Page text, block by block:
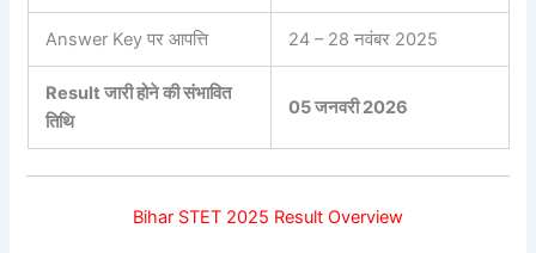
Answer Key पर आपत्ति 24 – 28 नवंबर 2025
Result जारी होने की संभावित
तिथि
05 जनवरी 2026
Bihar STET 2025 Result Overview